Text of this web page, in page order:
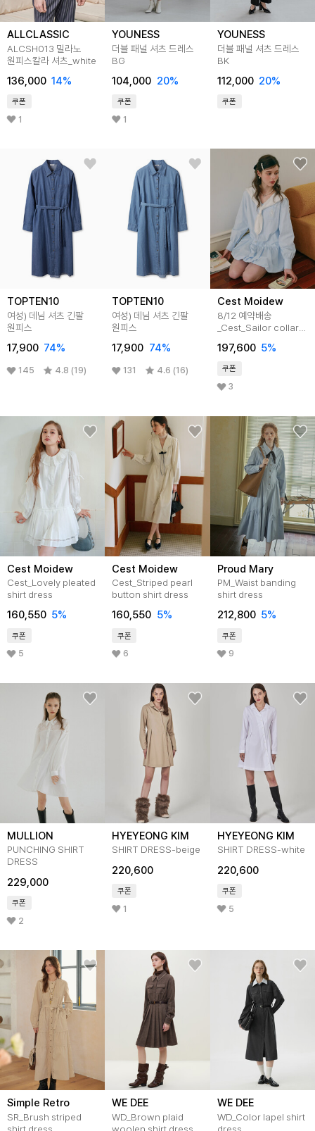
ALLCLASSIC
ALCSH013 밀라노
원피스칼라 셔츠_white
136,000 14%
쿠폰
1
YOUNESS
더블 패널 셔츠 드레스
BG
104,000 20%
쿠폰
1
YOUNESS
더블 패널 셔츠 드레스
BK
112,000 20%
쿠폰
TOPTEN10
여성) 데님 셔츠 긴팔
원피스
17,900 74%
145 4.8 (19)
TOPTEN10
여성) 데님 셔츠 긴팔
원피스
17,900 74%
131 4.6 (16)
Cest Moidew
8/12 예약배송
_Cest_Sailor collar
197,600 5%
쿠폰
3
Cest Moidew
Cest_Lovely pleated
shirt dress
160,550 5%
쿠폰
5
Cest Moidew
Cest_Striped pearl
button shirt dress
160,550 5%
쿠폰
6
Proud Mary
PM_Waist banding
shirt dress
212,800 5%
쿠폰
9
MULLION
PUNCHING SHIRT
DRESS
229,000
쿠폰
2
HYEYEONG KIM
SHIRT DRESS-beige
220,600
쿠폰
1
HYEYEONG KIM
SHIRT DRESS-white
220,600
쿠폰
5
Simple Retro
SR_Brush striped
shirt dress
WE DEE
WD_Brown plaid
woolen shirt dress
WE DEE
WD_Color lapel shirt
dress